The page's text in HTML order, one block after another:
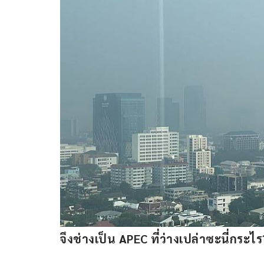
จึงช่างเป็น APEC ที่ว่างเปล่าซะนี่กระไร